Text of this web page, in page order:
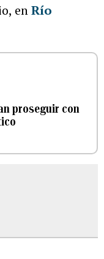
enRío
proseguir con